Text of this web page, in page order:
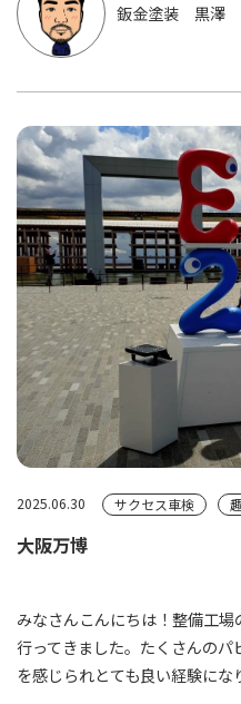
鈑金塗装 黒澤
2025.06.30 サクセス車検
大阪万博
みなさんこんにちは！整備工
行ってきました。たくさんの
を感じられとても良い経験にな